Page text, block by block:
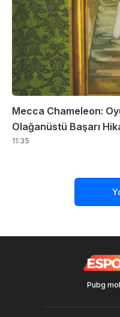
Mecca Chameleon:
Olağanüstü Başarı
11:35
Pubg